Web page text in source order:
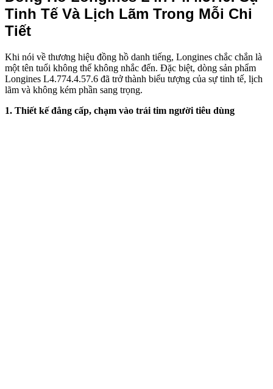
Tinh Tế Và Lịch Lãm Trong Mỗi Chi
Tiết
Khi nói về thương hiệu đồng hồ danh tiếng, Longines chắc chắn là
một tên tuổi không thể không nhắc đến. Đặc biệt, dòng sản phẩm
Longines L4.774.4.57.6 đã trở thành biểu tượng của sự tinh tế, lịch
lãm và không kém phần sang trọng.
1. Thiết kế đẳng cấp, chạm vào trái tim người tiêu dùng